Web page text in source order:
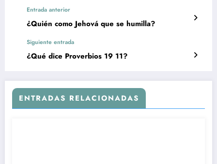
Entrada anterior
¿Quién como Jehová que se humilla?
Siguiente entrada
¿Qué dice Proverbios 19 11?
ENTRADAS RELACIONADAS